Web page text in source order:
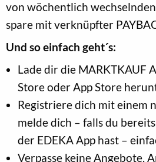
von wöchentlich
spare mit verknüpfter
Und so einfach geht´s:
Lade dir die MARKTKAUF
Store oder App Store
Registriere dich mit einem
melde dich – falls du
der EDEKA App hast –
Verpasse keine Angebote,